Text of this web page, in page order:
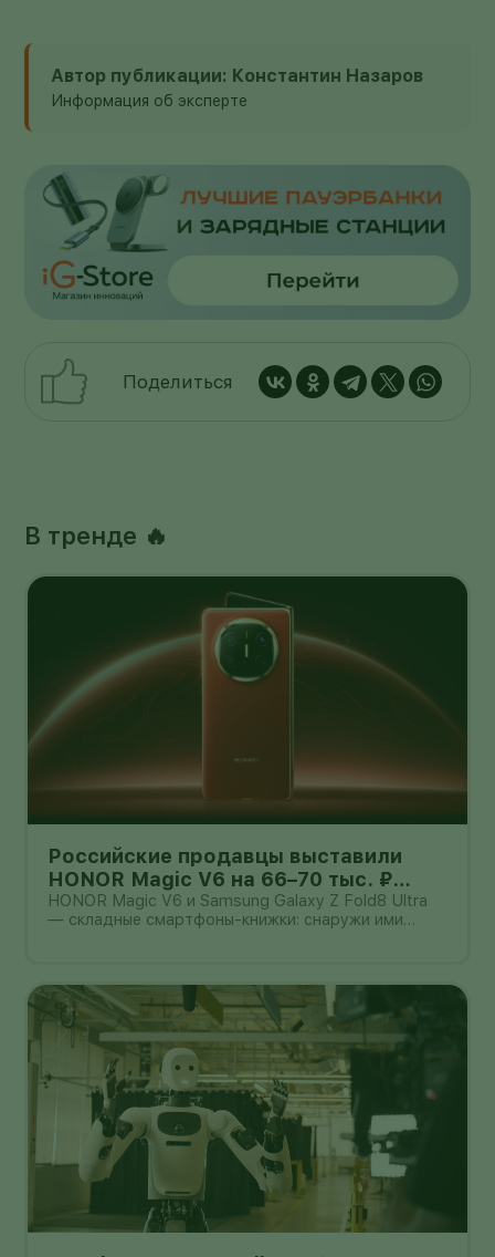
Автор публикации: Константин Назаров
Информация об эксперте
Поделиться
В тренде 🔥
Российские продавцы выставили
HONOR Magic V6 на 66–70 тыс. ₽
дешевле Galaxy Z Fold8 Ultra — но
гарантия другая
HONOR Magic V6 и Samsung Galaxy Z Fold8 Ultra
— складные смартфоны-книжки: снаружи ими